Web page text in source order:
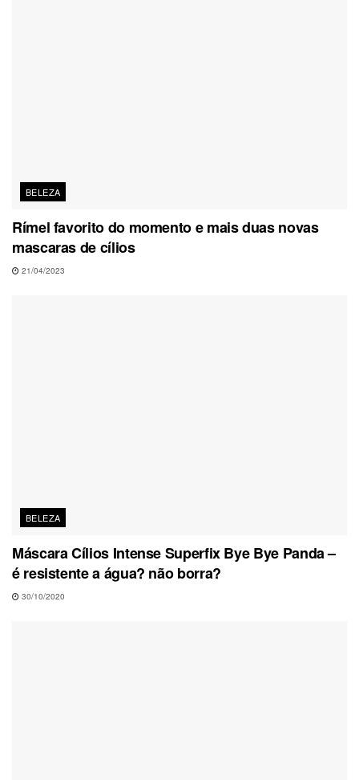
BELEZA
Rímel favorito do momento e mais duas novas
mascaras de cílios
21/04/2023
BELEZA
Máscara Cílios Intense Superfix Bye Bye Panda –
é resistente a água? não borra?
30/10/2020